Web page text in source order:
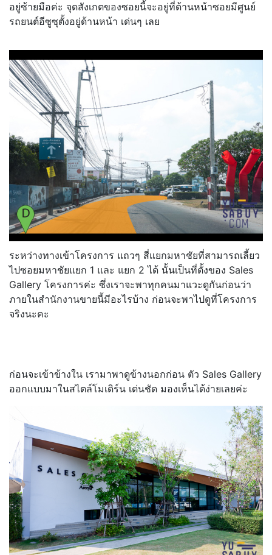
อยู่ซ้ายมือค่ะ จุดสังเกตของซอยนี้จะอยู่ที่ด้านหน้าซอยมีศูนย์
รถยนต์อีซูซุตั้งอยู่ด้านหน้า เด่นๆ เลย
ระหว่างทางเข้าโครงการ แถวๆ สี่แยกมหาชัยที่สามารถเลี้ยว
ไปซอยมหาชัยแยก 1 และ แยก 2 ได้ นั้นเป็นที่ตั้งของ Sales
Gallery โครงการค่ะ ซึ่งเราจะพาทุกคนมาแวะดูกันก่อนว่า
ภายในสำนักงานขายนี้มีอะไรบ้าง ก่อนจะพาไปดูที่โครงการ
จริงนะคะ
ก่อนจะเข้าข้างใน เรามาพาดูข้างนอกก่อน ตัว Sales Gallery
ออกแบบมาในสไตล์โมเดิร์น เด่นชัด มองเห็นได้ง่ายเลยค่ะ